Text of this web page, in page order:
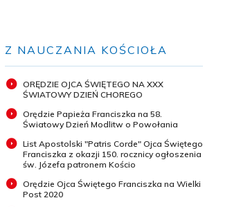
Z NAUCZANIA KOŚCIOŁA
ORĘDZIE OJCA ŚWIĘTEGO NA XXX
ŚWIATOWY DZIEŃ CHOREGO
Orędzie Papieża Franciszka na 58.
Światowy Dzień Modlitw o Powołania
List Apostolski "Patris Corde" Ojca Świętego
Franciszka z okazji 150. rocznicy ogłoszenia
św. Józefa patronem Kościo
Orędzie Ojca Świętego Franciszka na Wielki
Post 2020